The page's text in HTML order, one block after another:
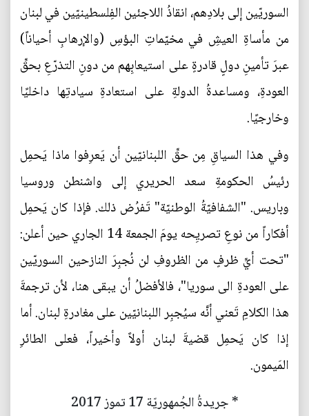
السوريّين إلى بلادِهم، انقاذُ اللاجئين الفِلسطينيّين في لبنان
من مأساةِ العيشِ في مخيّماتِ البؤسِ (والإرهابِ أحياناً)
عبرَ تأمينِ دولٍ قادرةٍ على استيعابِهم من دونِ التذرّعِ بحقِّ
العودةِ، ومساعدةُ الدولةِ على استعادةِ سيادتِها داخليًا
وخارجيًا.
وفي هذا السياقِ مِن حقِّ اللبنانيّين أن يَعرِفوا ماذا يَحمِل
رئيسُ الحكومةِ سعد الحريري إلى واشنطن وروسيا
وباريس. "الشفافيّةُ الوطنيّة" تَفرُض ذلك. فإذا كان يَحمِل
أفكاراً من نوعِ تصريِحه يومَ الجمعة 14 الجاري حين أعلن:
"تحت أيِّ ظرفٍ من الظروفِ لن نُجبِرَ النازحين السوريّين
على العودةِ الى سوريا"، فالأفضلُ أن يبقى هنا، لأن ترجمةَ
هذا الكلامِ تَعني أنَّه سيُجبِر اللبنانيّين على مغادرةِ لبنان. أما
إذا كان يَحمِل قضيةَ لبنان أولاً وأخيراً، فعلى الطائرِ
المَيمون.
* جريدةُ الجُمهوريّة 17 تموز 2017